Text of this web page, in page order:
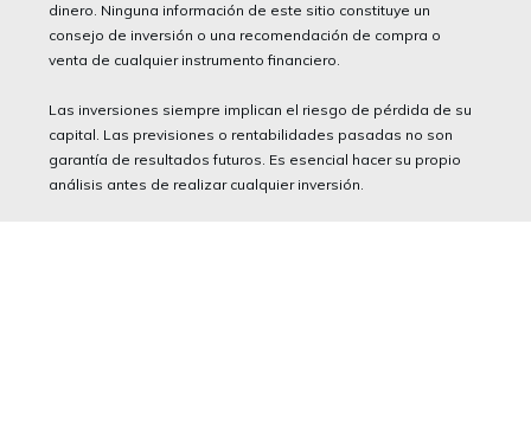
dinero. Ninguna información de este sitio constituye un
consejo de inversión o una recomendación de compra o
venta de cualquier instrumento financiero.
Las inversiones siempre implican el riesgo de pérdida de su
capital. Las previsiones o rentabilidades pasadas no son
garantía de resultados futuros. Es esencial hacer su propio
análisis antes de realizar cualquier inversión.